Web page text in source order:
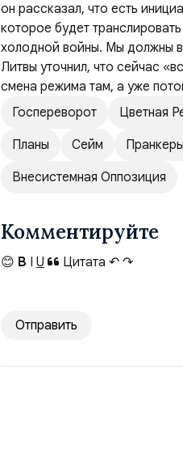
он рассказал, что есть
которое будет
холодной войны. Мы должны
Литвы уточнил, что сейчас
смена режима там, а уже
Госпереворот
Цветная
Планы
Сейм Пранкеры
Внесистемная Оппозиция
Комментируйте
😊 B I U Цитата ↶ ↷
Отправить